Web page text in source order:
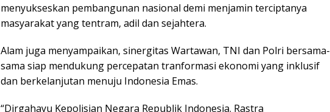
menyukseskan pembangunan nasional demi menjamin terciptanya
masyarakat yang tentram, adil dan sejahtera.
Alam juga menyampaikan, sinergitas Wartawan, TNI dan Polri bersama-
sama siap mendukung percepatan tranformasi ekonomi yang inklusif
dan berkelanjutan menuju Indonesia Emas.
“Dirgahayu Kepolisian Negara Republik Indonesia. Rastra